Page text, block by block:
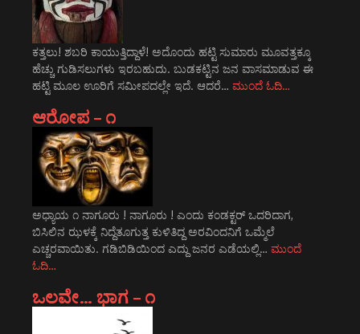
ಕತ್ತಲು! ಶಬರಿ ಕಾಯುತ್ತಿದ್ದಾಳೆ! ಅದೊಂದು ಹಟ್ಟಿ ಸುಮಾರು ಮೂವತ್ತಕ್ಕೂ
ಹೆಚ್ಚು ಗುಡಿಸಲುಗಳು ಇರಬಹುದು. ಬುಡಕಟ್ಟಿನ ಜನ ವಾಸಮಾಡುವ ಈ
ಹಟ್ಟಿ ಮೂಲ ಊರಿಗೆ ಸಮೀಪದಲ್ಲೇ ಇದೆ. ಆದರೆ… ಮುಂದೆ ಓದಿ…
ಆರೋಪ – ೧
ಅಧ್ಯಾಯ ೧ ನಾಗೂರು ! ನಾಗೂರು ! ಎಂದು ಕಂಡಕ್ಟರ್ ಒದರಿದಾಗ,
ಬಿಸಿಲಿನ ಝಳಕ್ಕೆ ನಿದ್ದೆತೂಗುತ್ತ ಕುಳಿತಿದ್ದ ಅರವಿಂದನಿಗೆ ಒಮ್ಮೆಲೆ
ಎಚ್ಚರವಾಯಿತು. ಗಡಿಬಿಡಿಯಿಂದ ಎದ್ದು ಜನರ ಎಡೆಯಲ್ಲಿ… ಮುಂದೆ
ಓದಿ…
ಒಲವೇ… ಭಾಗ – ೧